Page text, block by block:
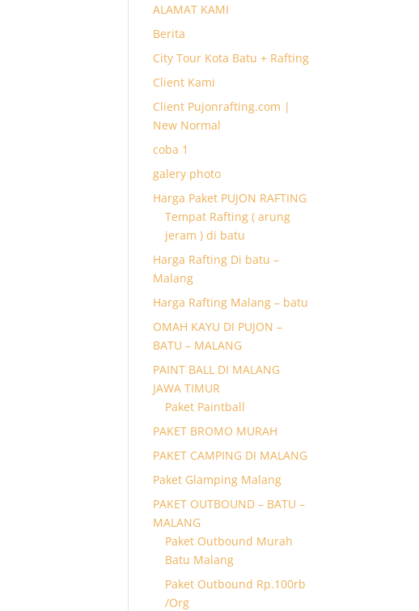
ALAMAT KAMI
Berita
City Tour Kota Batu + Rafting
Client Kami
Client Pujonrafting.com |
New Normal
coba 1
galery photo
Harga Paket PUJON RAFTING
Tempat Rafting ( arung
jeram ) di batu
Harga Rafting Di batu –
Malang
Harga Rafting Malang – batu
OMAH KAYU DI PUJON –
BATU – MALANG
PAINT BALL DI MALANG
JAWA TIMUR
Paket Paintball
PAKET BROMO MURAH
PAKET CAMPING DI MALANG
Paket Glamping Malang
PAKET OUTBOUND – BATU –
MALANG
Paket Outbound Murah
Batu Malang
Paket Outbound Rp.100rb
/Org